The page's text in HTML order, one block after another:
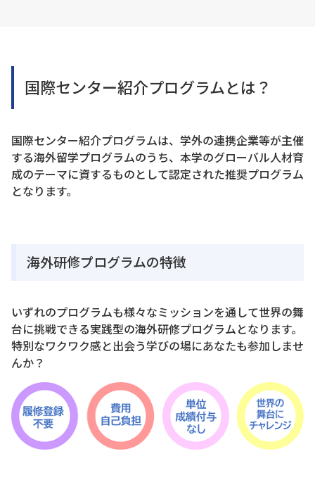
国際センター紹介プログラムとは？
国際センター紹介プログラムは、学外の連携企業等が主催
する海外留学プログラムのうち、本学のグローバル人材育
成のテーマに資するものとして認定された推奨プログラム
となります。
海外研修プログラムの特徴
いずれのプログラムも様々なミッションを通して世界の舞
台に挑戦できる実践型の海外研修プログラムとなります。
特別なワクワク感と出会う学びの場にあなたも参加しませ
んか？